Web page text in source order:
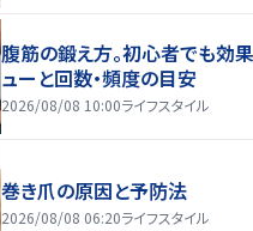
腹筋の鍛え方。初心者でも効
ューと回数・頻度の目安
2026/08/08 10:00ライフスタイル
巻き爪の原因と予防法
2026/08/08 06:20ライフスタイル